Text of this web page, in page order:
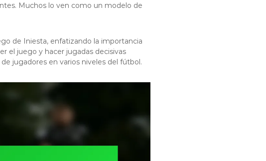
Muchos lo ven como un modelo de
de Iniesta, enfatizando la importancia
el juego y hacer jugadas decisivas
jugadores en varios niveles del fútbol.